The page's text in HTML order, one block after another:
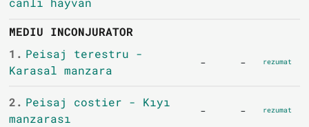
MEDIU INCONJURATOR
1. Peisaj terestru -
Karasal manzara
- - rezumat
2. Peisaj costier - Kıyı
manzarası
- - rezumat